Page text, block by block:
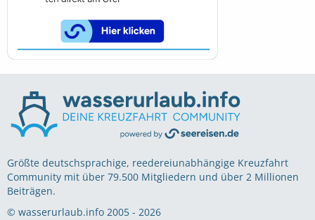
Größte deutschsprachige, reedereiunabhängige Kreuzfahrt
Community mit über 79.500 Mitgliedern und über 2 Millionen
Beiträgen.
© wasserurlaub.info 2005 - 2026